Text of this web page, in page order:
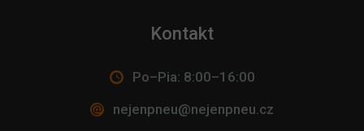
Kontakt
Po–Pia: 8:00–16:00
nejenpneu@nejenpneu.cz